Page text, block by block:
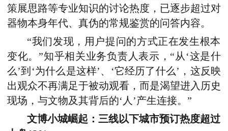
策展思路等专业知识的讨论热度，已逐步超过对
器物本身年代、真伪的常规鉴赏的问答内容。
“我们发现，用户提问的方式正在发生根本
变化。”知乎相关业务负责人表示，“从‘这是什
么’到‘为什么是这样’、‘它经历了什么’，这反映
出观众不再满足于被动观看，而是渴望进入历史
现场，与文物及其背后的‘人’产生连接。”
文博小城崛起：三线以下城市预订热度超过